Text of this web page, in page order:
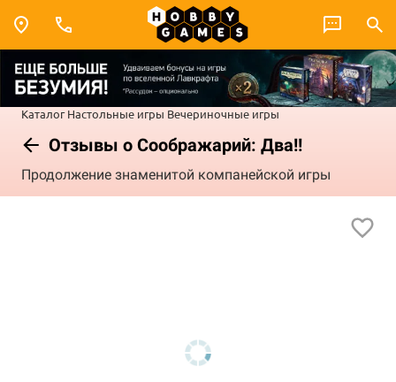
Каталог Настольные игры Вечериночные игры
Отзывы о Соображарий: Два!!
Продолжение знаменитой компанейской игры